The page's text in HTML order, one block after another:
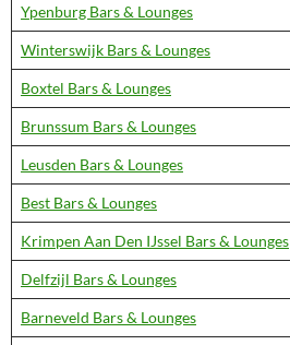
Ypenburg Bars & Lounges
Winterswijk Bars & Lounges
Boxtel Bars & Lounges
Brunssum Bars & Lounges
Leusden Bars & Lounges
Best Bars & Lounges
Krimpen Aan Den IJssel Bars & Lounges
Delfzijl Bars & Lounges
Barneveld Bars & Lounges